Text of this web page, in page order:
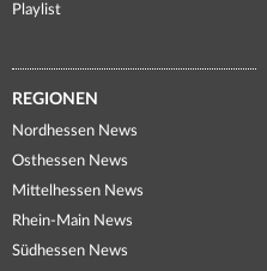
Playlist
REGIONEN
Nordhessen News
Osthessen News
Mittelhessen News
Rhein-Main News
Südhessen News